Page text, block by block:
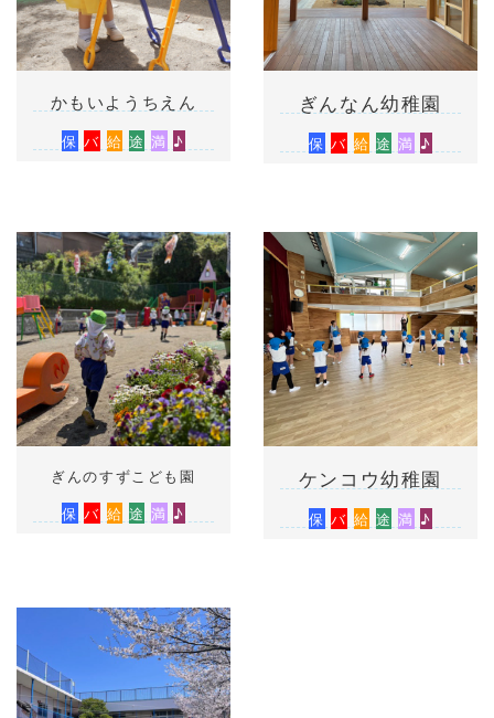
かもいようちえん
保 バ 給 途 満 ♪
ぎんなん幼稚園
保 バ 給 途 満 ♪
ぎんのすずこども園
保 バ 給 途 満 ♪
ケンコウ幼稚園
保 バ 給 途 満 ♪